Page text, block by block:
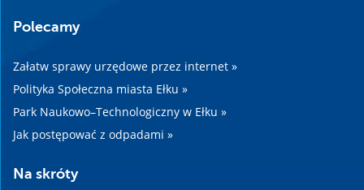
Polecamy
Załatw sprawy urzędowe przez internet »
Polityka Społeczna miasta Ełku »
Park Naukowo–Technologiczny w Ełku »
Jak postępować z odpadami »
Na skróty